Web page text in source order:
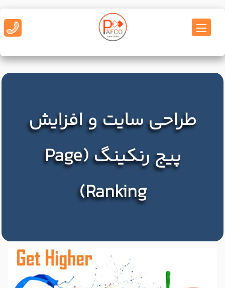
طراحی سایت و افزایش
پیج رنکینگ (Page
Ranking)